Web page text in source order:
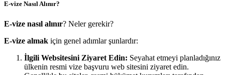
E-vize Nasıl Alınır?
E-vize nasıl alınır? Neler gerekir?
E-vize almak için genel adımlar şunlardır:
İlgili Websitesini Ziyaret Edin: Seyahat etmeyi planladığınız
ülkenin resmi vize başvuru web sitesini ziyaret edin.